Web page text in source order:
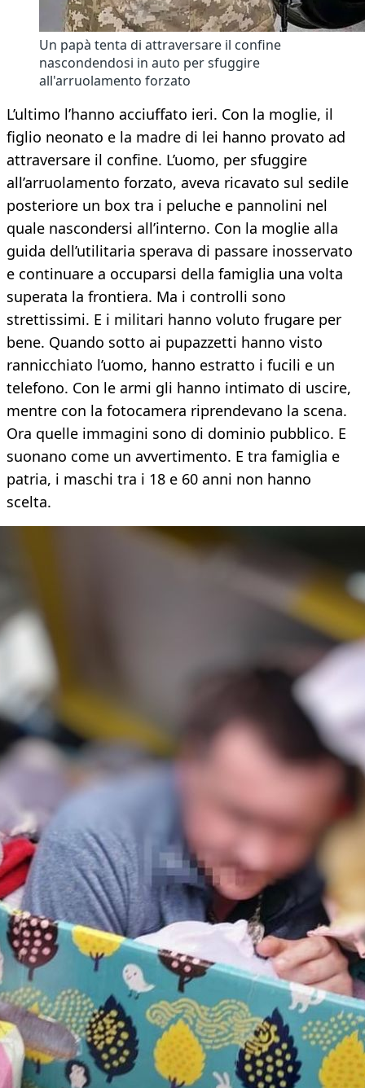
Un papà tenta di attraversare il confine
nascondendosi in auto per sfuggire
all'arruolamento forzato
L’ultimo l’hanno acciuffato ieri. Con la moglie, il
figlio neonato e la madre di lei hanno provato ad
attraversare il confine. L’uomo, per sfuggire
all’arruolamento forzato, aveva ricavato sul sedile
posteriore un box tra i peluche e pannolini nel
quale nascondersi all’interno. Con la moglie alla
guida dell’utilitaria sperava di passare inosservato
e continuare a occuparsi della famiglia una volta
superata la frontiera. Ma i controlli sono
strettissimi. E i militari hanno voluto frugare per
bene. Quando sotto ai pupazzetti hanno visto
rannicchiato l’uomo, hanno estratto i fucili e un
telefono. Con le armi gli hanno intimato di uscire,
mentre con la fotocamera riprendevano la scena.
Ora quelle immagini sono di dominio pubblico. E
suonano come un avvertimento. E tra famiglia e
patria, i maschi tra i 18 e 60 anni non hanno
scelta.